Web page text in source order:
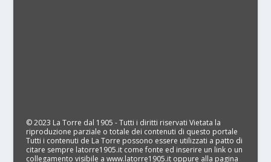
© 2023 La Torre dal 1905 - Tutti i diritti riservati Vietata la
riproduzione parziale o totale dei contenuti di questo portale
Tutti i contenuti de La Torre possono essere utilizzati a patto di
citare sempre latorre1905.it come fonte ed inserire un link o un
collegamento visibile a www.latorre1905.it oppure alla pagina